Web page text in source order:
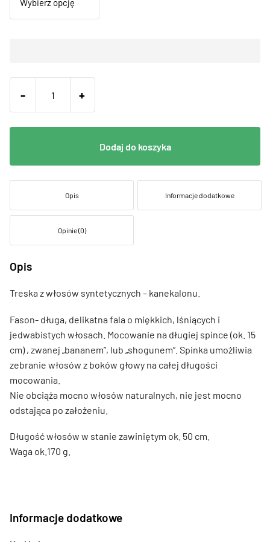
- +
Dodaj do koszyka
Opis Informacje dodatkowe
Opinie (0)
Opis
Treska z włosów syntetycznych – kanekalonu.
Fason- długa, delikatna fala o miękkich, lśniących i
jedwabistych włosach. Mocowanie na długiej spince (ok. 15
cm) , zwanej „bananem”, lub „shogunem”. Spinka umożliwia
zebranie włosów z boków głowy na całej długości
mocowania.
Nie obciąża mocno włosów naturalnych, nie jest mocno
odstająca po założeniu.
Długość włosów w stanie zawiniętym ok. 50 cm.
Waga ok.170 g.
Informacje dodatkowe